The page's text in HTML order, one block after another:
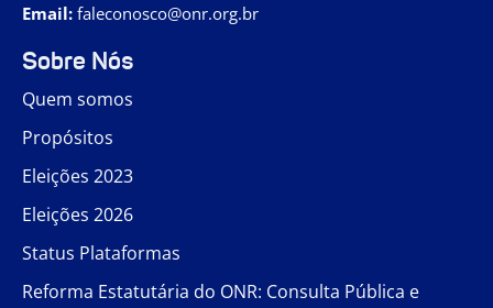
Email: faleconosco@onr.org.br
Sobre Nós
Quem somos
Propósitos
Eleições 2023
Eleições 2026
Status Plataformas
Reforma Estatutária do ONR: Consulta Pública e